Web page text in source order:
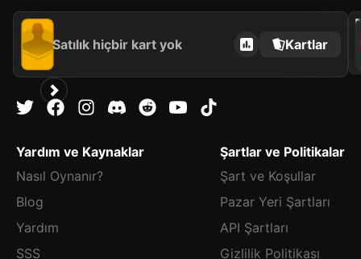
Satılık hiçbir kart yok Kartlar
2023
Yardım ve Kaynaklar
Nasıl Oynanır?
Blog
Yardım
SSS
Şartlar ve Politikalar
Şart ve Koşullar
Pazar Yeri Şartları
API Şartları
Gizlilik Politikası